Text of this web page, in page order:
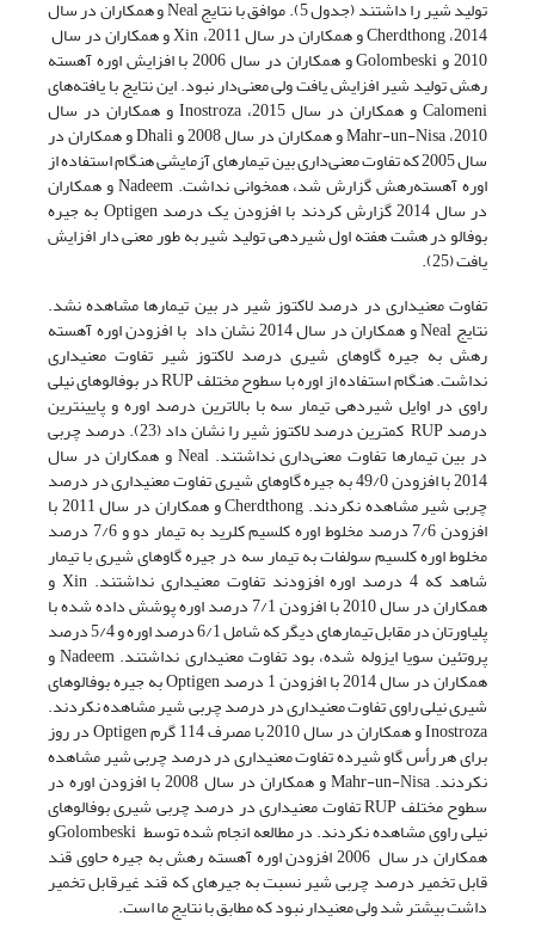
تولید شیر را داشتند (جدول 5). موافق با نتایج Neal و همکاران در سال
2014، Cherdthong و همکاران در سال 2011، Xin و همکاران در سال
2010 و Golombeski و همکاران در سال 2006 با افزایش اوره آهسته
رهش تولید شیر افزایش یافت ولی معنی‌دار نبود. این نتایج با یافته‌های
Calomeni و همکاران در سال 2015، Inostroza و همکاران در سال
2010، Mahr-un-Nisa و همکاران در سال 2008 و Dhali و همکاران در
سال 2005 که تفاوت معنی‌داری بین تیمارهای آزمایشی هنگام استفاده از
اوره آهسته‌رهش گزارش شد، همخوانی نداشت. Nadeem و همکاران
در سال 2014 گزارش کردند با افزودن یک درصد Optigen به جیره
بوفالو در هشت هفته اول شیردهی تولید شیر به طور معنی دار افزایش
یافت (25).
تفاوت معنی­داری در درصد لاکتوز شیر در بین تیمارها مشاهده نشد.
نتایج Neal و همکاران در سال 2014 نشان داد با افزودن اوره آهسته
رهش به جیره گاوهای شیری درصد لاکتوز شیر تفاوت معنی­داری
نداشت. هنگام استفاده از اوره با سطوح مختلف RUP در بوفالوهای نیلی
راوی در اوایل شیردهی تیمار سه با بالاترین درصد اوره و پایین­ترین
درصد RUP کمترین درصد لاکتوز شیر را نشان داد (23). درصد چربی
در بین تیمارها تفاوت معنی‌داری نداشتند. Neal و همکاران در سال
2014 با افزودن 49/0 به جیره گاوهای شیری تفاوت معنی­داری در درصد
چربی شیر مشاهده نکردند. Cherdthong و همکاران در سال 2011 با
افزودن 7/6 درصد مخلوط اوره کلسیم کلرید به تیمار دو و 7/6 درصد
مخلوط اوره کلسیم سولفات به تیمار سه در جیره گاوهای شیری با تیمار
شاهد که 4 درصد اوره افزودند تفاوت معنی­داری نداشتند. Xin و
همکاران در سال 2010 با افزودن 7/1 درصد اوره پوشش داده شده با
پلی­اورتان در مقابل تیمارهای دیگر که شامل 6/1 درصد اوره و 5/4 درصد
پروتئین سویا ایزوله شده، بود تفاوت معنی­داری نداشتند. Nadeem و
همکاران در سال 2014 با افزودن 1 درصد Optigen به جیره بوفالوهای
شیری نیلی راوی تفاوت معنی­داری در درصد چربی شیر مشاهده نکردند.
Inostroza و همکاران در سال 2010 با مصرف 114 گرم Optigen در روز
برای هر رأس گاو شیرده تفاوت معنی­داری در درصد چربی شیر مشاهده
نکردند. Mahr-un-Nisa و همکاران در سال 2008 با افزودن اوره در
سطوح مختلف RUP تفاوت معنی­داری در درصد چربی شیری بوفالوهای
نیلی راوی مشاهده نکردند. در مطالعه انجام شده توسط Golombeskiو
همکاران در سال 2006 افزودن اوره آهسته رهش به جیره حاوی قند
قابل تخمیر درصد چربی شیر نسبت به جیره­ای که قند غیرقابل تخمیر
داشت بیشتر شد ولی معنی­دار نبود که مطابق با نتایج ما است.